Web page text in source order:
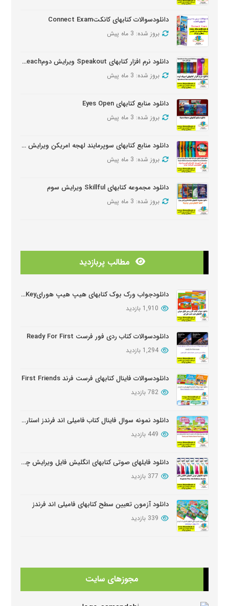
دانلودسوالات کتابهای کانکتConnect Exam
بروز شده: 3 ماه پیش
دانلود نرم افزار کتابهای Speakout ویرایش دومSpeakout Active Teach
بروز شده: 3 ماه پیش
دانلود منابع کتابهای Eyes Open
بروز شده: 3 ماه پیش
دانلود منابع کتابهای سوپرمایند لهجه امریکن ویرایش دومSuper Minds American Second Edition
بروز شده: 3 ماه پیش
دانلود مجموعه کتابهای Skillful ویرایش سوم
بروز شده: 3 ماه پیش
دانلود دوره آموزشی Wider World ویرایش دوم
دانلود سوالات کتابهای Oxford Discover
مطالب پربازدید
دانلودجواب ورک بوک کتابهای هیپ هیپ هورایHip Hip Hooray Workbook Key
1,910 بازدید
دانلودسوالات کتاب ردی فور فرست Ready For First
1,294 بازدید
دانلودسوالات فاینال کتابهای فرست فرند First Friends
782 بازدید
دانلود نمونه سوال فاینال کتاب فامیلی اند فرندز استارتر ویرایش دوم
449 بازدید
دانلود فایلهای صوتی کتابهای انگلیش فایل ویرایش چهارم English File Edition Audio
377 بازدید
دانلود آزمون تعیین سطح کتابهای فامیلی اند فرندز
339 بازدید
مجوزهای سایت